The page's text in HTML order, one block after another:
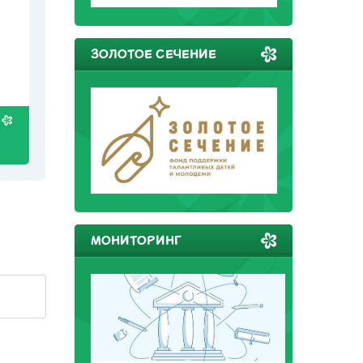
ЗОЛОТОЕ СЕЧЕНИЕ
МОНИТОРИНГ